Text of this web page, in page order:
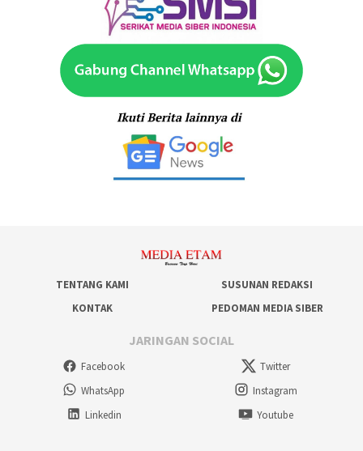
TENTANG KAMI
SUSUNAN REDAKSI
KONTAK
PEDOMAN MEDIA SIBER
JARINGAN SOCIAL
Facebook
Twitter
WhatsApp
Instagram
Linkedin
Youtube